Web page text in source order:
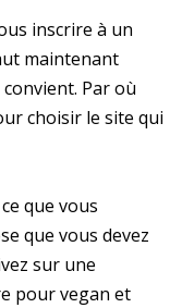
inscrire à un
maintenant
Par où
choisir le site qui
que vous
que vous devez
sur une
pour vegan et